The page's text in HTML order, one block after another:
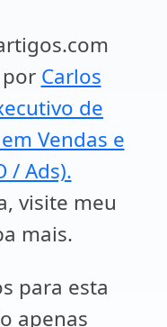
Carlos
de
Vendas e
/ Ads).
visite meu
mais.
para esta
apenas